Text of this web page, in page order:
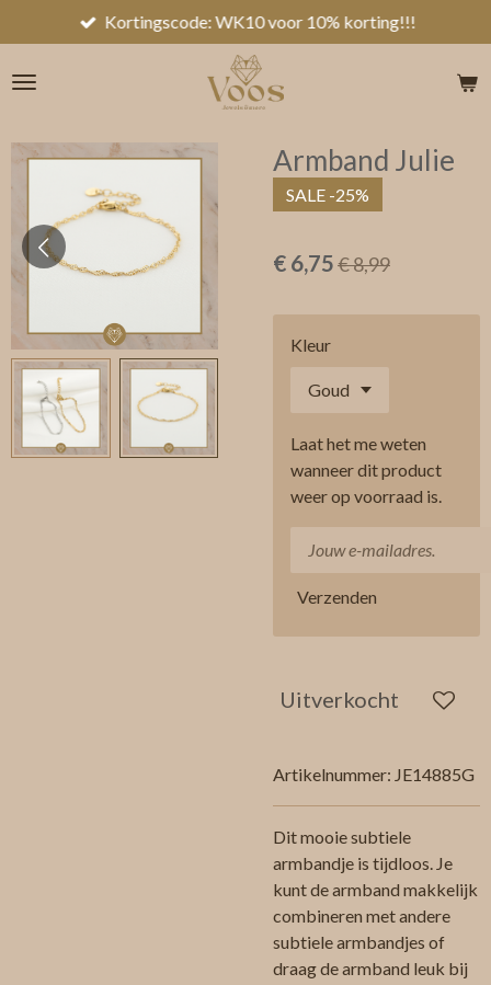
direct
naar
Kortingscode: WK10 voor 10% korting!!!
Armband Julie
SALE -25%
€ 6,75€ 8,99
Kleur
Laat het me weten
wanneer dit product
weer op voorraad is.
Verzenden
Uitverkocht
Artikelnummer: JE14885G
Dit mooie subtiele
armbandje is tijdloos. Je
kunt de armband makkelijk
combineren met andere
subtiele armbandjes of
draag de armband leuk bij